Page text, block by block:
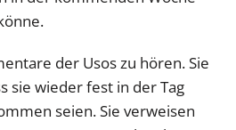
der Usos zu hören. Sie
sie wieder fest in der Tag
seien. Sie verweisen